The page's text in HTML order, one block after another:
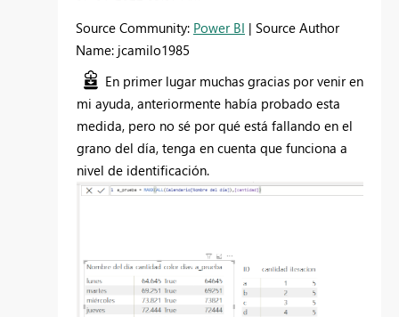
Source Community: Power BI | Source Author
Name: jcamilo1985
En primer lugar muchas gracias por venir en
mi ayuda, anteriormente había probado esta
medida, pero no sé por qué está fallando en el
grano del día, tenga en cuenta que funciona a
nivel de identificación.